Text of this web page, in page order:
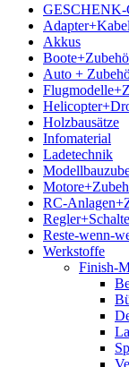
Adapter+Kabel
Akkus
Auto +
Holzbausätze
Infomaterial
Ladetechnik
RC-
Reste-wenn-
Werkstoffe
Finish-